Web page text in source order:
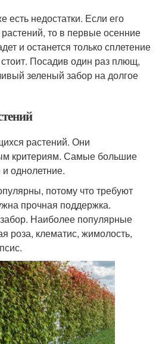
есть недостатки. Если его
то в первые осенние
и останется только сплетение
стоит. Посадив один раз плющ,
зеленый забор на долгое
растений. Они
критериям. Самые большие
однолетние.
потому что требуют
прочная поддержка.
Наиболее популярные
роза, клематис, жимолость,